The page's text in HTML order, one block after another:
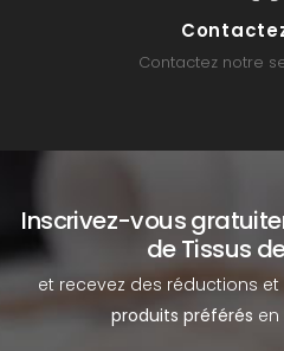
Contactez notre
Inscrivez-vous
de Tissus
et recevez des réductions
produits préférés